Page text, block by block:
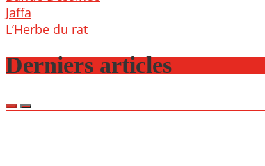
Post
navigation
Jaffa
L’Herbe du rat
Derniers articles